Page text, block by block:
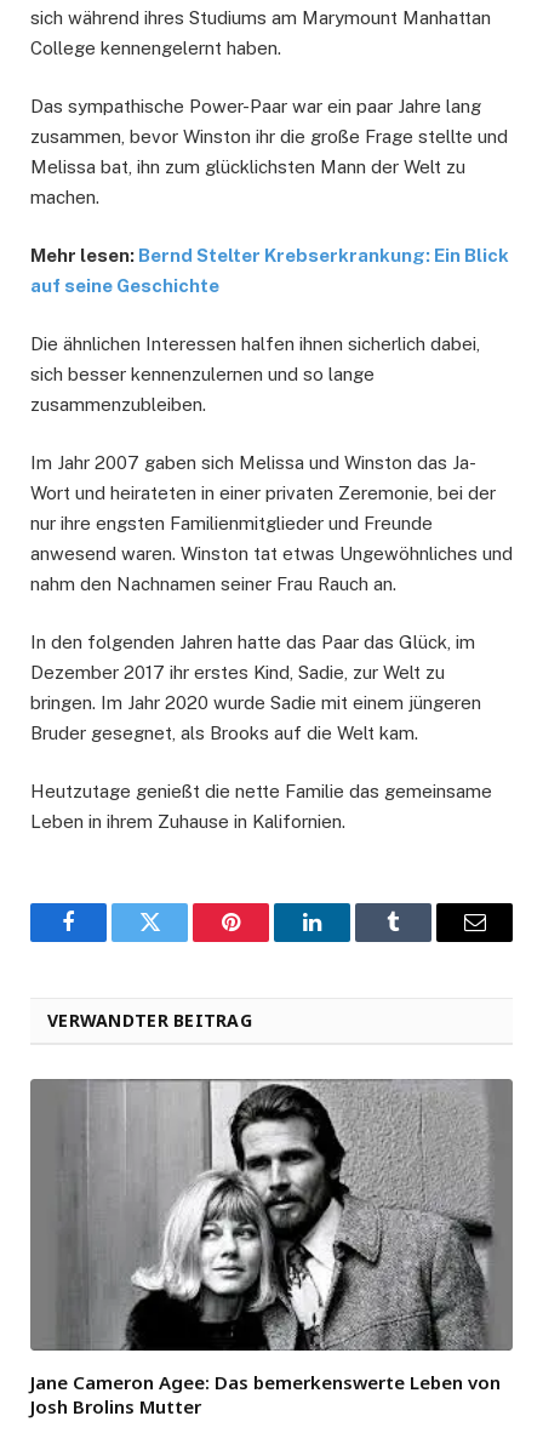
sich während ihres Studiums am Marymount Manhattan
College kennengelernt haben.
Das sympathische Power-Paar war ein paar Jahre lang
zusammen, bevor Winston ihr die große Frage stellte und
Melissa bat, ihn zum glücklichsten Mann der Welt zu
machen.
Mehr lesen: Bernd Stelter Krebserkrankung: Ein Blick
auf seine Geschichte
Die ähnlichen Interessen halfen ihnen sicherlich dabei,
sich besser kennenzulernen und so lange
zusammenzubleiben.
Im Jahr 2007 gaben sich Melissa und Winston das Ja-
Wort und heirateten in einer privaten Zeremonie, bei der
nur ihre engsten Familienmitglieder und Freunde
anwesend waren. Winston tat etwas Ungewöhnliches und
nahm den Nachnamen seiner Frau Rauch an.
In den folgenden Jahren hatte das Paar das Glück, im
Dezember 2017 ihr erstes Kind, Sadie, zur Welt zu
bringen. Im Jahr 2020 wurde Sadie mit einem jüngeren
Bruder gesegnet, als Brooks auf die Welt kam.
Heutzutage genießt die nette Familie das gemeinsame
Leben in ihrem Zuhause in Kalifornien.
FacebookTwitter Pinterest LinkedInTumblr Email
VERWANDTER BEITRAG
Jane Cameron Agee: Das bemerkenswerte Leben von
Josh Brolins Mutter